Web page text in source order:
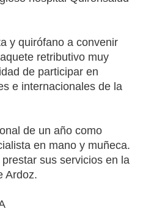
y quirófano a convenir
retributivo muy
de participar en
e internacionales de la
de un año como
en mano y muñeca.
sus servicios en la
Ardoz.